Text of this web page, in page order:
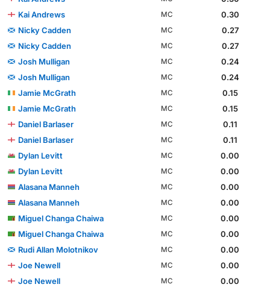
Kai Andrews
MC
0.30
Nicky Cadden
MC
0.27
Nicky Cadden
MC
0.27
Josh Mulligan
MC
0.24
Josh Mulligan
MC
0.24
Jamie McGrath
MC
0.15
Jamie McGrath
MC
0.15
Daniel Barlaser
MC
0.11
Daniel Barlaser
MC
0.11
Dylan Levitt
MC
0.00
Dylan Levitt
MC
0.00
Alasana Manneh
MC
0.00
Alasana Manneh
MC
0.00
Miguel Changa Chaiwa
MC
0.00
Miguel Changa Chaiwa
MC
0.00
Rudi Allan Molotnikov
MC
0.00
Joe Newell
MC
0.00
Joe Newell
MC 0.00